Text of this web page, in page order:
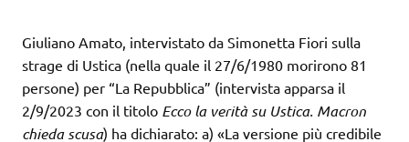
Giuliano Amato, intervistato da Simonetta Fiori sulla
strage di Ustica (nella quale il 27/6/1980 morirono 81
persone) per “La Repubblica” (intervista apparsa il
2/9/2023 con il titolo Ecco la verità su Ustica. Macron
chieda scusa) ha dichiarato: a) «La versione più credibile